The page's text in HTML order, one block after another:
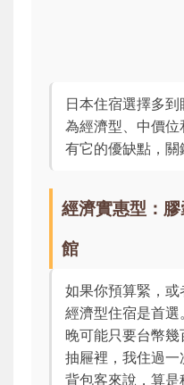
日本住宿選擇多
為經濟型、中價
有它的優缺點，關
經濟實惠型：
館
如果你預算緊，或
經濟型住宿是首
晚可能只要台幣
抽屜裡，我住過
背包客來說，算